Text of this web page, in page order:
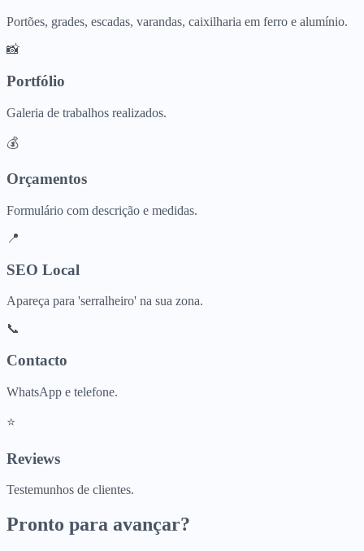
Portões, grades, escadas, varandas, caixilharia em ferro e alumínio.
📸
Portfólio
Galeria de trabalhos realizados.
💰
Orçamentos
Formulário com descrição e medidas.
📍
SEO Local
Apareça para 'serralheiro' na sua zona.
📞
Contacto
WhatsApp e telefone.
⭐
Reviews
Testemunhos de clientes.
Pronto para avançar?